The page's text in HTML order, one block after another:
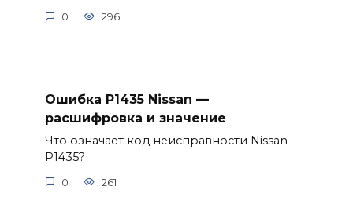
0 296
Ошибка P1435 Nissan —
расшифровка и значение
Что означает код неисправности Nissan
P1435?
0 261